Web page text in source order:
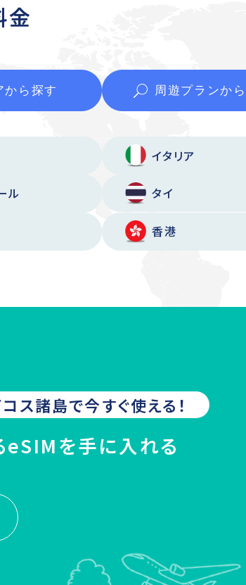
金
から 探す 周遊プランから
イタリア
ル タイ
香港
コス諸島で今すぐ使える！
eSIMを手に入れる